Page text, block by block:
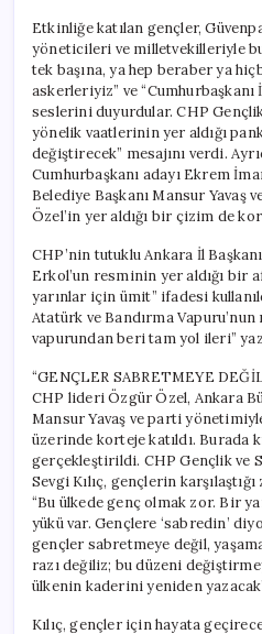
Etkinliğe katılan gençler,
yöneticileri ve milletvekilleriyle
tek başına, ya hep beraber ya
askerleriyiz” ve “Cumhurbaşkanı
seslerini duyurdular. CHP
yönelik vaatlerinin yer aldığı
değiştirecek” mesajını verdi.
Cumhurbaşkanı adayı Ekrem
Belediye Başkanı Mansur Yavaş
Özel’in yer aldığı bir çizim de
CHP’nin tutuklu Ankara İl
Erkol’un resminin yer aldığı bir
yarınlar için ümit” ifadesi
Atatürk ve Bandırma
vapurundan beri tam yol ileri”
“GENÇLER SABRETMEYE
CHP lideri Özgür Özel, Ankara
Mansur Yavaş ve parti
üzerinde korteje katıldı. Burada
gerçekleştirildi. CHP Gençlik ve
Sevgi Kılıç, gençlerin
“Bu ülkede genç olmak zor. Bir
yükü var. Gençlere ‘sabredin’
gençler sabretmeye değil,
razı değiliz; bu düzeni
ülkenin kaderini yeniden
Kılıç, gençler için hayata